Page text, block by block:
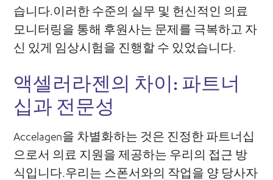
습니다.이러한 수준의 실무 및 헌신적인 의료
모니터링을 통해 후원사는 문제를 극복하고 자
신 있게 임상시험을 진행할 수 있었습니다.
액셀러라젠의 차이: 파트너
십과 전문성
Accelagen을 차별화하는 것은 진정한 파트너십
으로서 의료 지원을 제공하는 우리의 접근 방
식입니다.우리는 스폰서와의 작업을 양 당사자